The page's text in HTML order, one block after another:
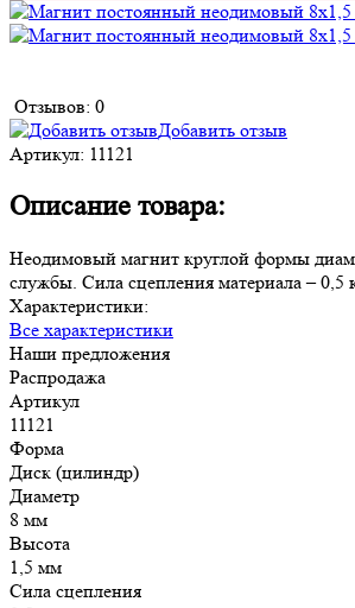
Отзывов: 0
Добавить отзыв
Артикул: 11121
Описание товара:
Неодимовый магнит круглой формы
службы. Сила сцепления материала – 0,5
Характеристики:
Все характеристики
Наши предложения
Распродажа
Артикул
11121
Форма
Диск (цилиндр)
Диаметр
8 мм
Высота
1,5 мм
Сила сцепления